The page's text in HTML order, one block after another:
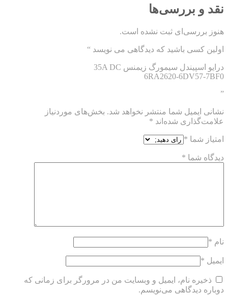
نقد و بررسی‌ها
هنوز بررسی‌ای ثبت نشده است.
اولین کسی باشید که دیدگاهی می نویسد “
درایو اسپیندل سیمورگ زیمنس 35A DC
6RA2620-6DV57-7BF0
”
نشانی ایمیل شما منتشر نخواهد شد. بخش‌های موردنیاز
علامت‌گذاری شده‌اند *
امتیاز شما *
دیدگاه شما *
نام *
ایمیل *
ذخیره نام، ایمیل و وبسایت من در مرورگر برای زمانی که
دوباره دیدگاهی می‌نویسم.